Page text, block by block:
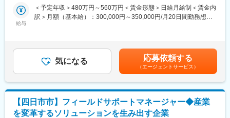
場との調整等から経験豊富な中堅クラスの方に来ていただきたい
です。
■業務内容：
半導体工場向けの薬液供給装置、スラリー供給装置など、関連設
備における大枠（筐体図・配管図・サポート図）を機械設計が描
業者や発注者との打合せ、半導体工場への出張等による現物確認
等も場合によってあります。
給与
＜予定年収＞480万円～560万円＜賃金形態＞日給月給制＜賃金内
訳＞月額（基本給）：300,000円～350,000円/月20日間勤務想定
分）賃金はあくまでも目安の金額であり、選考を通じて上下する
可能性があります。月給(月額)は固定手当を含めた表記です。
気になる 応募依頼する
（エージェントサービス）
【四日市市】フィールドサポートマネージャー◆産業
を変革するソリューションを生み出す企業